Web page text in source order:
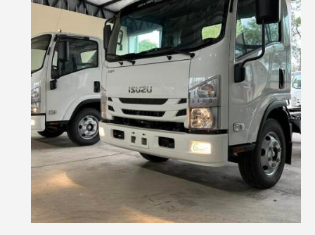
Utilitarios
cantidad